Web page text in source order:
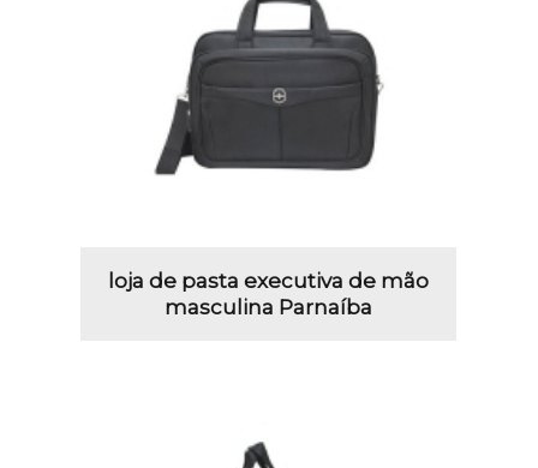
loja de pasta executiva de mão
masculina Parnaíba